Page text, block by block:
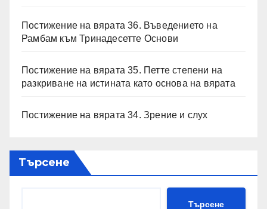
Постижение на вярата 36. Въведението на
Рамбам към Тринадесетте Основи
Постижение на вярата 35. Петте степени на
разкриване на истината като основа на вярата
Постижение на вярата 34. Зрение и слух
Търсене
Търсене